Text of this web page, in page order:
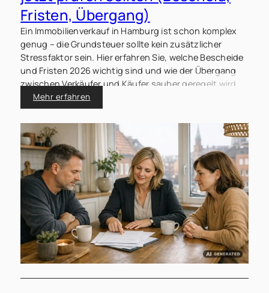
Fristen, Übergang)
Ein Immobilienverkauf in Hamburg ist schon komplex
genug – die Grundsteuer sollte kein zusätzlicher
Stressfaktor sein. Hier erfahren Sie, welche Bescheide
und Fristen 2026 wichtig sind und wie der Übergang
zwischen Verkäufer und Käufer sauber geregelt wird.
Mehr erfahren